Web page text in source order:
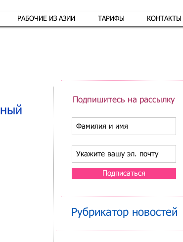
РАБОЧИЕ ИЗ АЗИИ ТАРИФЫ КОНТАКТЫ
Подпишитесь на рассылку
Подписаться
Рубрикатор новостей